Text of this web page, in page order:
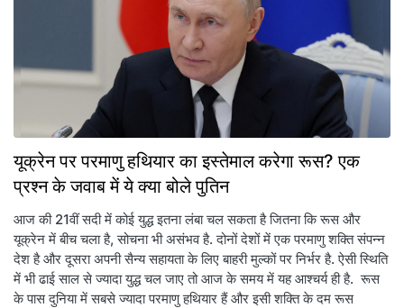
यूक्रेन पर परमाणु हथियार का इस्तेमाल करेगा रूस? एक
प्रश्न के जवाब में ये क्या बोले पुतिन
आज की 21वीं सदी में कोई युद्ध इतना लंबा चल सकता है जितना कि रूस और
यूक्रेन में बीच चला है, सोचना भी असंभव है. दोनों देशों में एक परमाणु शक्ति संपन्न
देश है और दूसरा अपनी सैन्य सहायता के लिए बाहरी मुल्कों पर निर्भर है. ऐसी स्थिति
में भी ढाई साल से ज्यादा युद्ध चल जाए तो आज के समय में यह आश्चर्य ही है. रूस
के पास दुनिया में सबसे ज्यादा परमाणु हथियार हैं और इसी शक्ति के दम रूस